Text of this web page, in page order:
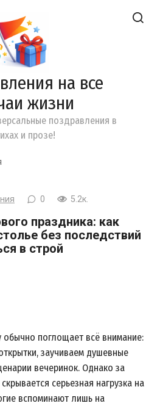
на все
жизни
поздравления в
и прозе!
0 5.2к.
праздника: как
без последствий
в строй
обычно поглощает всё внимание:
заучиваем душевные
вечеринок. Однако за
серьезная нагрузка на
вспоминают лишь на